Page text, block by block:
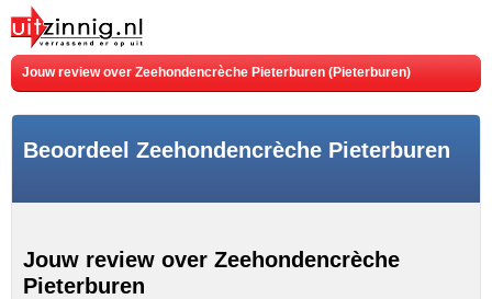
Jouw review over Zeehondencrèche Pieterburen (Pieterburen)
Beoordeel Zeehondencrèche Pieterburen
Jouw review over Zeehondencrèche
Pieterburen